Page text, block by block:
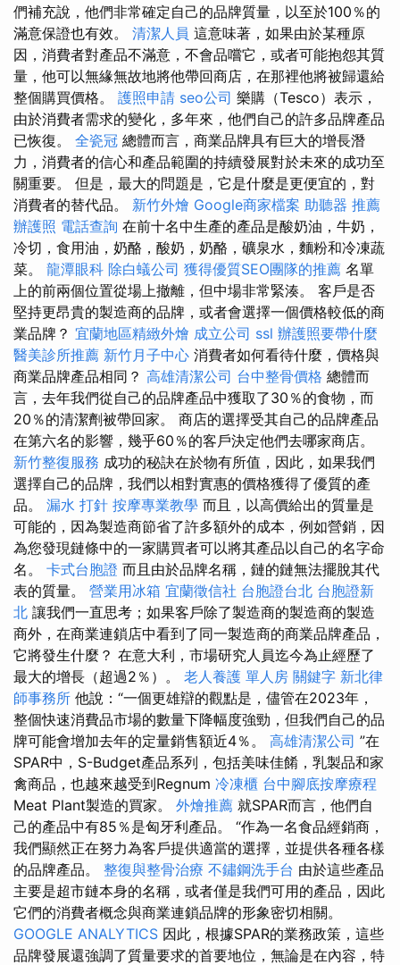
們補充說，他們非常確定自己的品牌質量，以至於100％的
滿意保證也有效。 清潔人員 這意味著，如果由於某種原
因，消費者對產品不滿意，不會品嚐它，或者可能抱怨其質
量，他可以無緣無故地將他帶回商店，在那裡他將被歸還給
整個購買價格。 護照申請 seo公司 樂購（Tesco）表示，
由於消費者需求的變化，多年來，他們自己的許多品牌產品
已恢復。 全瓷冠 總體而言，商業品牌具有巨大的增長潛
力，消費者的信心和產品範圍的持續發展對於未來的成功至
關重要。 但是，最大的問題是，它是什麼是更便宜的，對
消費者的替代品。 新竹外燴 Google商家檔案 助聽器 推薦
辦護照 電話查詢 在前十名中生產的產品是酸奶油，牛奶，
冷切，食用油，奶酪，酸奶，奶酪，礦泉水，麵粉和冷凍蔬
菜。 龍潭眼科 除白蟻公司 獲得優質SEO團隊的推薦 名單
上的前兩個位置從場上撤離，但中場非常緊湊。 客戶是否
堅持更昂貴的製造商的品牌，或者會選擇一個價格較低的商
業品牌？ 宜蘭地區精緻外燴 成立公司 ssl 辦護照要帶什麼
醫美診所推薦 新竹月子中心 消費者如何看待什麼，價格與
商業品牌產品相同？ 高雄清潔公司 台中整骨價格 總體而
言，去年我們從自己的品牌產品中獲取了30％的食物，而
20％的清潔劑被帶回家。 商店的選擇受其自己的品牌產品
在第六名的影響，幾乎60％的客戶決定他們去哪家商店。
新竹整復服務 成功的秘訣在於物有所值，因此，如果我們
選擇自己的品牌，我們以相對實惠的價格獲得了優質的產
品。 漏水 打針 按摩專業教學 而且，以高價給出的質量是
可能的，因為製造商節省了許多額外的成本，例如營銷，因
為您發現鏈條中的一家購買者可以將其產品以自己的名字命
名。 卡式台胞證 而且由於品牌名稱，鏈的鏈無法擺脫其代
表的質量。 營業用冰箱 宜蘭徵信社 台胞證台北 台胞證新
北 讓我們一直思考；如果客戶除了製造商的製造商的製造
商外，在商業連鎖店中看到了同一製造商的商業品牌產品，
它將發生什麼？ 在意大利，市場研究人員迄今為止經歷了
最大的增長（超過2％）。 老人養護 單人房 關鍵字 新北律
師事務所 他說：“一個更雄辯的觀點是，儘管在2023年，
整個快速消費品市場的數量下降幅度強勁，但我們自己的品
牌可能會增加去年的定量銷售額近4％。 高雄清潔公司 ”在
SPAR中，S-Budget產品系列，包括美味佳餚，乳製品和家
禽商品，也越來越受到Regnum 冷凍櫃 台中腳底按摩療程
Meat Plant製造的買家。 外燴推薦 就SPAR而言，他們自
己的產品中有85％是匈牙利產品。 “作為一名食品經銷商，
我們顯然正在努力為客戶提供適當的選擇，並提供各種各樣
的品牌產品。 整復與整骨治療 不鏽鋼洗手台 由於這些產品
主要是超市鏈本身的名稱，或者僅是我們可用的產品，因此
它們的消費者概念與商業連鎖品牌的形象密切相關。
GOOGLE ANALYTICS 因此，根據SPAR的業務政策，這些
品牌發展還強調了質量要求的首要地位，無論是在內容，特